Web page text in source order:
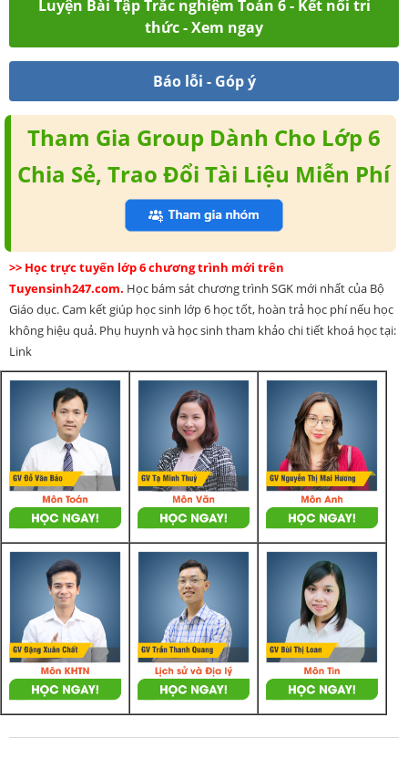
Luyện Bài Tập Trắc nghiệm Toán 6 - Kết nối tri
thức - Xem ngay
Báo lỗi - Góp ý
Tham Gia Group Dành Cho Lớp 6
Chia Sẻ, Trao Đổi Tài Liệu Miễn Phí
>> Học trực tuyến lớp 6 chương trình mới trên
Tuyensinh247.com. Học bám sát chương trình SGK mới nhất của Bộ
Giáo dục. Cam kết giúp học sinh lớp 6 học tốt, hoàn trả học phí nếu học
không hiệu quả. Phụ huynh và học sinh tham khảo chi tiết khoá học tại:
Link